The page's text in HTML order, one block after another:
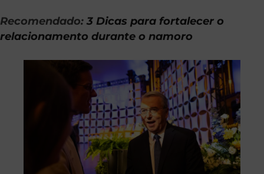
Recomendado:3 Dicas para fortalecer o
relacionamento durante o namoro